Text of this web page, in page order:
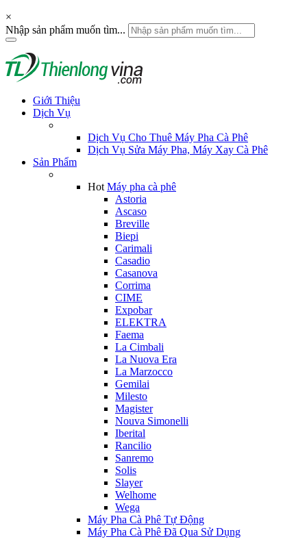
×
Nhập sản phẩm muốn tìm...
Giới Thiệu
Dịch Vụ
Dịch Vụ Cho Thuê Máy Pha Cà Phê
Dịch Vụ Sửa Máy Pha, Máy Xay Cà Phê
Sản Phẩm
Hot Máy pha cà phê
Astoria
Ascaso
Breville
Biepi
Carimali
Casadio
Casanova
Corrima
CIME
Expobar
ELEKTRA
Faema
La Cimbali
La Nuova Era
La Marzocco
Gemilai
Milesto
Magister
Nouva Simonelli
Iberital
Rancilio
Sanremo
Solis
Slayer
Welhome
Wega
Máy Pha Cà Phê Tự Động
Máy Pha Cà Phê Đã Qua Sử Dụng